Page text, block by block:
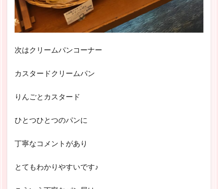
次はクリームパンコーナー
カスタードクリームパン
りんごとカスタード
ひとつひとつのパンに
丁寧なコメントがあり
とてもわかりやすいです♪